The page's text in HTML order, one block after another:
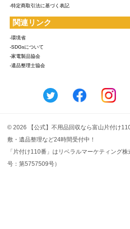
-特定商取引法に基づく表記
関連リンク
-環境省
-SDGsについて
-家電製品協会
-遺品整理士協会
© 2026 【公式】不用品回収なら富山片付け
敷・遺品整理など24時間受付中！
「片付け110番」はリベラルマーケティング
号：第5757509号）